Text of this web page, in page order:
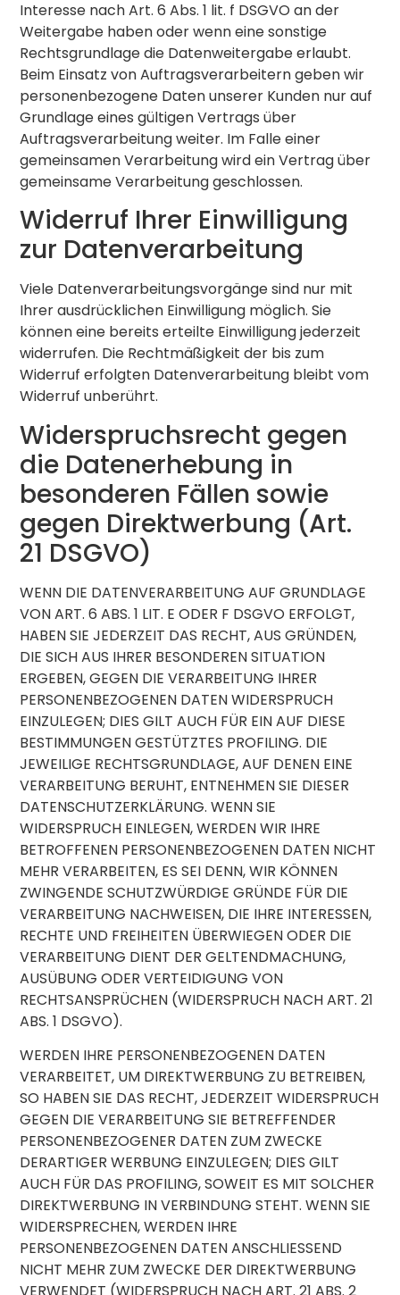
Interesse nach Art. 6 Abs. 1 lit. f DSGVO an der
Weitergabe haben oder wenn eine sonstige
Rechtsgrundlage die Datenweitergabe erlaubt.
Beim Einsatz von Auftragsverarbeitern geben wir
personenbezogene Daten unserer Kunden nur auf
Grundlage eines gültigen Vertrags über
Auftragsverarbeitung weiter. Im Falle einer
gemeinsamen Verarbeitung wird ein Vertrag über
gemeinsame Verarbeitung geschlossen.
Widerruf Ihrer Einwilligung
zur Datenverarbeitung
Viele Datenverarbeitungsvorgänge sind nur mit
Ihrer ausdrücklichen Einwilligung möglich. Sie
können eine bereits erteilte Einwilligung jederzeit
widerrufen. Die Rechtmäßigkeit der bis zum
Widerruf erfolgten Datenverarbeitung bleibt vom
Widerruf unberührt.
Widerspruchsrecht gegen
die Datenerhebung in
besonderen Fällen sowie
gegen Direktwerbung (Art.
21 DSGVO)
WENN DIE DATENVERARBEITUNG AUF GRUNDLAGE
VON ART. 6 ABS. 1 LIT. E ODER F DSGVO ERFOLGT,
HABEN SIE JEDERZEIT DAS RECHT, AUS GRÜNDEN,
DIE SICH AUS IHRER BESONDEREN SITUATION
ERGEBEN, GEGEN DIE VERARBEITUNG IHRER
PERSONENBEZOGENEN DATEN WIDERSPRUCH
EINZULEGEN; DIES GILT AUCH FÜR EIN AUF DIESE
BESTIMMUNGEN GESTÜTZTES PROFILING. DIE
JEWEILIGE RECHTSGRUNDLAGE, AUF DENEN EINE
VERARBEITUNG BERUHT, ENTNEHMEN SIE DIESER
DATENSCHUTZERKLÄRUNG. WENN SIE
WIDERSPRUCH EINLEGEN, WERDEN WIR IHRE
BETROFFENEN PERSONENBEZOGENEN DATEN NICHT
MEHR VERARBEITEN, ES SEI DENN, WIR KÖNNEN
ZWINGENDE SCHUTZWÜRDIGE GRÜNDE FÜR DIE
VERARBEITUNG NACHWEISEN, DIE IHRE INTERESSEN,
RECHTE UND FREIHEITEN ÜBERWIEGEN ODER DIE
VERARBEITUNG DIENT DER GELTENDMACHUNG,
AUSÜBUNG ODER VERTEIDIGUNG VON
RECHTSANSPRÜCHEN (WIDERSPRUCH NACH ART. 21
ABS. 1 DSGVO).
WERDEN IHRE PERSONENBEZOGENEN DATEN
VERARBEITET, UM DIREKTWERBUNG ZU BETREIBEN,
SO HABEN SIE DAS RECHT, JEDERZEIT WIDERSPRUCH
GEGEN DIE VERARBEITUNG SIE BETREFFENDER
PERSONENBEZOGENER DATEN ZUM ZWECKE
DERARTIGER WERBUNG EINZULEGEN; DIES GILT
AUCH FÜR DAS PROFILING, SOWEIT ES MIT SOLCHER
DIREKTWERBUNG IN VERBINDUNG STEHT. WENN SIE
WIDERSPRECHEN, WERDEN IHRE
PERSONENBEZOGENEN DATEN ANSCHLIESSEND
NICHT MEHR ZUM ZWECKE DER DIREKTWERBUNG